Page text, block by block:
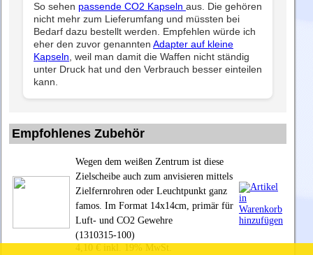
So sehen passende CO2 Kapseln aus. Die gehören
nicht mehr zum Lieferumfang und müssten bei
Bedarf dazu bestellt werden. Empfehlen würde ich
eher den zuvor genannten Adapter auf kleine
Kapseln , weil man damit die Waffen nicht ständig
unter Druck hat und den Verbrauch besser einteilen
kann.
Empfohlenes Zubehör
Wegen dem weißen Zentrum ist diese
Zielscheibe auch zum anvisieren mittels
Zielfernrohren oder Leuchtpunkt ganz
famos. Im Format 14x14cm, primär für
Luft- und CO2 Gewehre
(1310315-100)
4,10 € inkl. 19% MwSt.